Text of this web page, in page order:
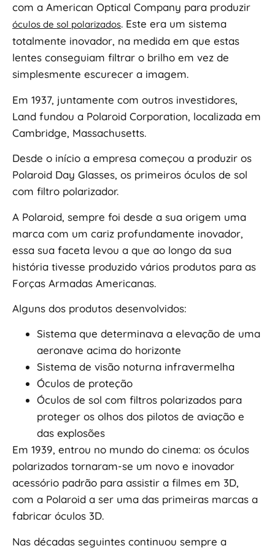
com a American Optical Company para produzir
óculos de sol polarizados. Este era um sistema
totalmente inovador, na medida em que estas
lentes conseguiam filtrar o brilho em vez de
simplesmente escurecer a imagem.
Em 1937, juntamente com outros investidores,
Land fundou a Polaroid Corporation, localizada em
Cambridge, Massachusetts.
Desde o início a empresa começou a produzir os
Polaroid Day Glasses, os primeiros óculos de sol
com filtro polarizador.
A Polaroid, sempre foi desde a sua origem uma
marca com um cariz profundamente inovador,
essa sua faceta levou a que ao longo da sua
história tivesse produzido vários produtos para as
Forças Armadas Americanas.
Alguns dos produtos desenvolvidos:
Sistema que determinava a elevação de uma
aeronave acima do horizonte
Sistema de visão noturna infravermelha
Óculos de proteção
Óculos de sol com filtros polarizados para
proteger os olhos dos pilotos de aviação e
das explosões
Em 1939, entrou no mundo do cinema: os óculos
polarizados tornaram-se um novo e inovador
acessório padrão para assistir a filmes em 3D,
com a Polaroid a ser uma das primeiras marcas a
fabricar óculos 3D.
Nas décadas seguintes continuou sempre a